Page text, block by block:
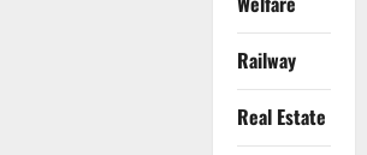
Railway
Real Estate